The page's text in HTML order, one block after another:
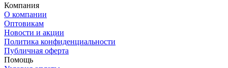
Компания
О компании
Оптовикам
Новости и акции
Политика конфиденциальности
Публичная оферта
Помощь